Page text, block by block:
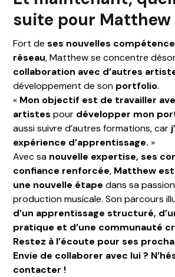
suite pour Matthew
Fort deses nouvelles
réseau, Matthew se concentre
collaboration avec d’autres
développement de son portfolio.
« Mon objectif est de travailler
artistes pour développer mon
aussi suivre d’autres formations, car
expérience d’apprentissage. »
Avec sa nouvelle expertise, ses
confiance renforcée, Matthew
une nouvelle étape dans sa
production musicale. Son parcours
d’un apprentissage structuré,
pratique et d’une communauté
Restez à l’écoute pour ses
Envie de collaborer avec lui ?
contacter !